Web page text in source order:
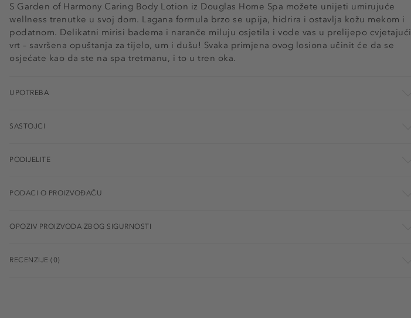
S Garden of Harmony Caring Body Lotion iz Douglas Home Spa možete unijeti umirujuće
wellness trenutke u svoj dom. Lagana formula brzo se upija, hidrira i ostavlja kožu mekom i
podatnom. Delikatni mirisi badema i naranče miluju osjetila i vode vas u prelijepo cvjetajući
vrt – savršena opuštanja za tijelo, um i dušu! Svaka primjena ovog losiona učinit će da se
osjećate kao da ste na spa tretmanu, i to u tren oka.
UPOTREBA
SASTOJCI
PODIJELITE
PODACI O PROIZVOĐAČU
OPOZIV PROIZVODA ZBOG SIGURNOSTI
RECENZIJE (0)